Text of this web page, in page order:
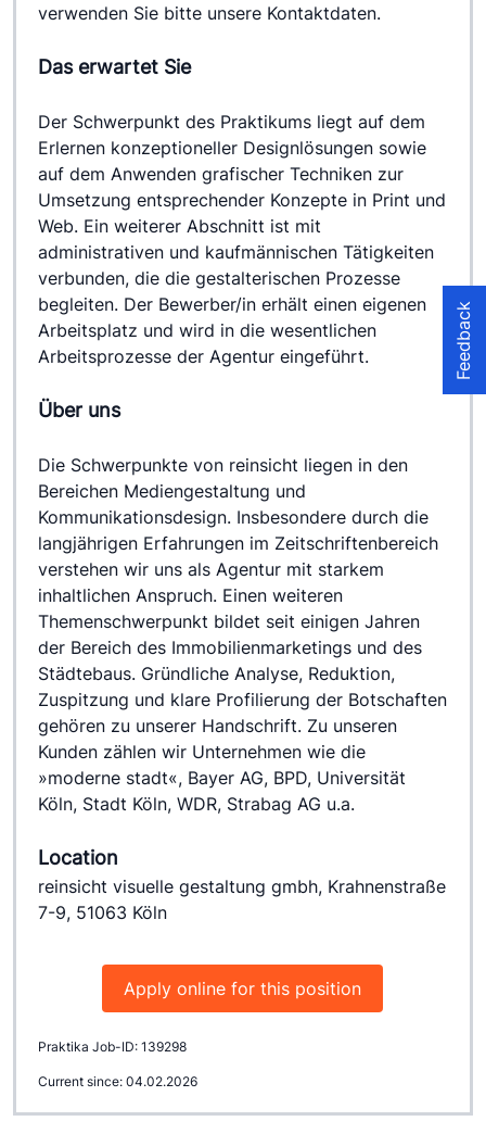
verwenden Sie bitte unsere Kontaktdaten.
Das erwartet Sie
Der Schwerpunkt des Praktikums liegt auf dem
Erlernen konzeptioneller Designlösungen sowie
auf dem Anwenden grafischer Techniken zur
Umsetzung entsprechender Konzepte in Print und
Web. Ein weiterer Abschnitt ist mit
administrativen und kaufmännischen Tätigkeiten
verbunden, die die gestalterischen Prozesse
begleiten. Der Bewerber/in erhält einen eigenen
Arbeitsplatz und wird in die wesentlichen
Arbeitsprozesse der Agentur eingeführt.
Über uns
Die Schwerpunkte von reinsicht liegen in den
Bereichen Mediengestaltung und
Kommunikationsdesign. Insbesondere durch die
langjährigen Erfahrungen im Zeitschriftenbereich
verstehen wir uns als Agentur mit starkem
inhaltlichen Anspruch. Einen weiteren
Themenschwerpunkt bildet seit einigen Jahren
der Bereich des Immobilienmarketings und des
Städtebaus. Gründliche Analyse, Reduktion,
Zuspitzung und klare Profilierung der Botschaften
gehören zu unserer Handschrift. Zu unseren
Kunden zählen wir Unternehmen wie die
»moderne stadt«, Bayer AG, BPD, Universität
Köln, Stadt Köln, WDR, Strabag AG u.a.
Location
reinsicht visuelle gestaltung gmbh, Krahnenstraße
7-9, 51063 Köln
Apply online for this position
Praktika Job-ID: 139298
Current since: 04.02.2026
Feedback